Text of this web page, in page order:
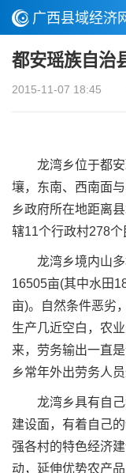
广西县域经济
都安瑶族自治
2015-11-07 18:45 浏
龙湾乡位于都安
壤，东南、西南面
乡政府所在地距离
辖11个行政村278个
龙湾乡境内山多
16505亩(其中水田
亩)。自然条件恶劣
生产几近空白，农
来，劳务输出一直
乡常年外出劳务人员
龙湾乡具有自己
建设面，有着自己
强各村的特色经济
动，延伸优势农产